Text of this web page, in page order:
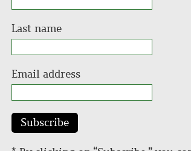
Last name
Email address
Subscribe